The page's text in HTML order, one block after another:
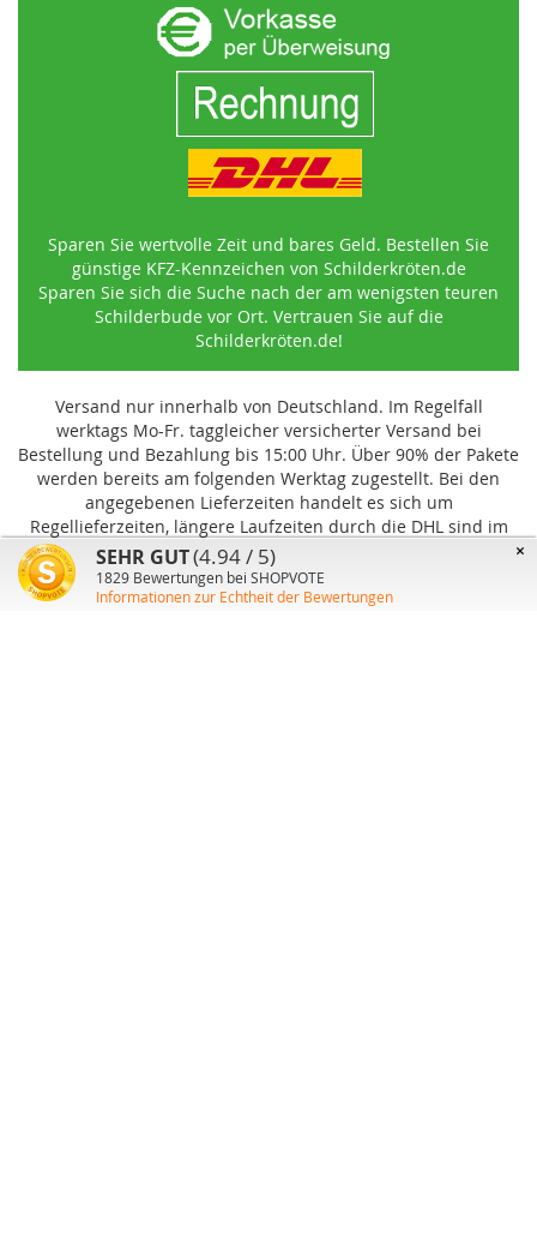
Sparen Sie wertvolle Zeit und bares Geld. Bestellen Sie
günstige KFZ-Kennzeichen von Schilderkröten.de
Sparen Sie sich die Suche nach der am wenigsten teuren
Schilderbude vor Ort. Vertrauen Sie auf die
Schilderkröten.de!
Versand nur innerhalb von Deutschland. Im Regelfall
werktags Mo-Fr. taggleicher versicherter Versand bei
Bestellung und Bezahlung bis 15:00 Uhr. Über 90% der Pakete
werden bereits am folgenden Werktag zugestellt. Bei den
angegebenen Lieferzeiten handelt es sich um
Regellieferzeiten, längere Laufzeiten durch die DHL sind im
Einzelfall möglich und können von uns nicht beeinflusst
werden.
×
SEHR GUT(4.94 / 5)
1829 Bewertungen bei SHOPVOTE
Informationen zur Echtheit der Bewertungen